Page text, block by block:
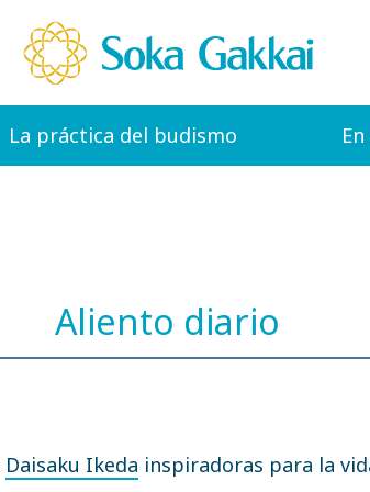
La práctica del budismo
Aliento diario
Daisaku Ikeda inspiradoras para la